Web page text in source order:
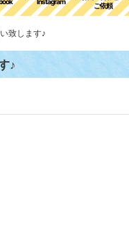
ご依頼
致します♪
♪